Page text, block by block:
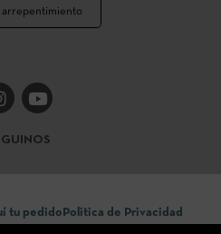
arrepentimiento
tu pedido Politica de Privacidad